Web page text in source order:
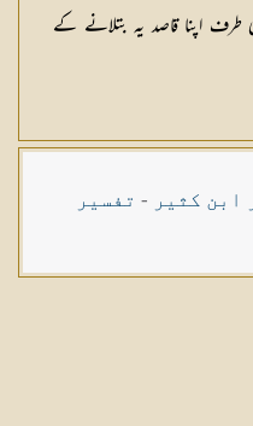
طرف اپنا قاصد یہ بتلانے کے
ابن کثیر - تفسیر